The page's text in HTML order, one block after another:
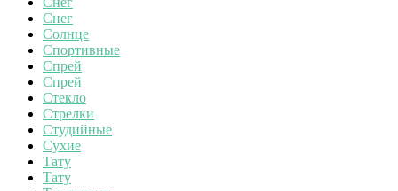
Снег
Солнце
Спортивные
Спрей
Спрей
Стекло
Стрелки
Студийные
Сухие
Тату
Тату